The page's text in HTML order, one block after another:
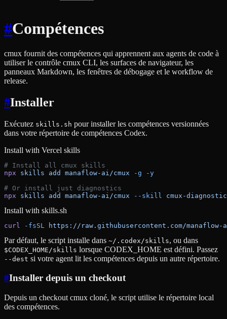
#Compétences
cmux fournit des compétences qui apprennent aux agents de code à
utiliser le contrôle cmux CLI, les surfaces de navigateur, les
panneaux Markdown, les fenêtres de débogage et le workflow de
release.
#Installer
Exécutez skills.sh pour installer les compétences versionnées
dans votre répertoire de compétences Codex.
Install with Vercel skills
# Install all cmux skills
npx skills add manaflow-ai/cmux -g -y
# Or install just diagnostics
npx skills add manaflow-ai/cmux --skill cmux-
Install with skills.sh
curl -fsSL https://raw.githubusercontent.com/
Par défaut, le script installe dans ~/.codex/skills, ou dans
$CODEX_HOME/skills lorsque CODEX_HOME est défini. Passez
--dest si votre agent lit les compétences depuis un autre répertoire.
#Installer depuis un checkout
Depuis un checkout cmux cloné, le script utilise le répertoire local
des compétences.